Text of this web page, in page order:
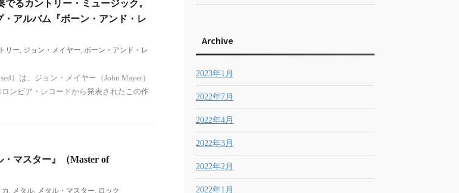
るカントリー・ミュージック。
アルバム『ボーン・アンド・レ
リー ジョン・メイヤー ボーン・アンド・レ
）は、ジョン・メイヤー（John Mayer）
ンビア・レコードから発表されたこの作
マスター』（Master of
カ メタル メタル・マスター ロック
Archive
2023年1月
2022年7月
2022年4月
2022年3月
2022年2月
2022年1月